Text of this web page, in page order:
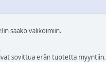
saako valikoimiin.
sovittua erän tuotetta myyntiin.